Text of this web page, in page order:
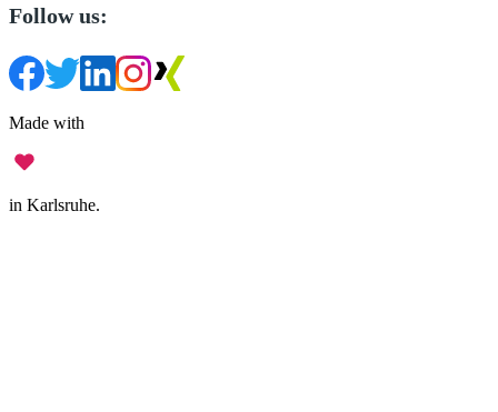
Follow us:
Made with
in Karlsruhe.